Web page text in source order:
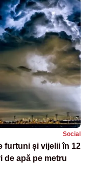
Social
furtuni și vijelii în 12
de apă pe metru